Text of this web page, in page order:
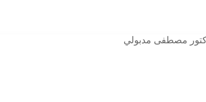
مصطفى مدبولي